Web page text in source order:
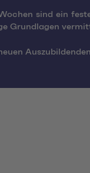
sind ein
Grundlagen